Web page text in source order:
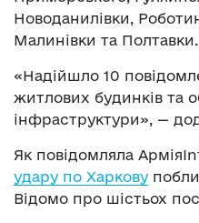
Новоданилівки,
Малинівки та Полтавки.
«Надійшло 10
житлових будинків та
інфраструктури», —
Як повідомляла
удару по Харкову
Відомо про шістьох